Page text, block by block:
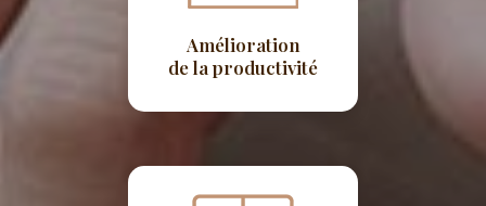
Amélioration
de la productivité